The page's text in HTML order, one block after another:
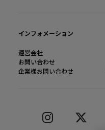
インフォメーション
運営会社
お問い合わせ
企業様お問い合わせ